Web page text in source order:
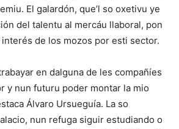
El galardón, que’l so oxetivu ye
del talentu al mercáu llaboral, pon
interés de los mozos por esti sector.
en dalguna de les compañíes
y nun futuru poder montar la mio
Álvaro Ursueguía. La so
nun refuga siguir estudiando o